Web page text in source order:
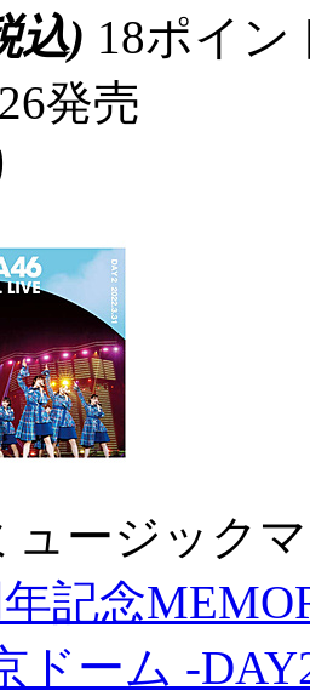
込) 18ポイ
発売
ュージック
記念
ドーム -